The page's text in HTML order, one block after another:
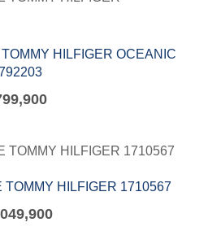
HILFIGER OCEANIC
TOMMY HILFIGER 1710567